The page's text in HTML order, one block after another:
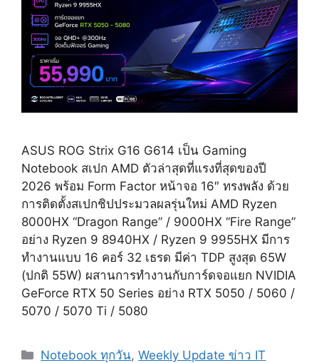
ASUS ROG Strix G16 G614 เป็น Gaming
Notebook สเปก AMD ตัวล่าสุดที่แรงที่สุดของปี
2026 พร้อม Form Factor หน้าจอ 16″ ทรงพลัง ด้วย
การติดตั้งสเปกชิปประมวลผลรุ่นใหม่ AMD Ryzen
8000HX “Dragon Range” / 9000HX “Fire Range”
อย่าง Ryzen 9 8940HX / Ryzen 9 9955HX มีการ
ทำงานแบบ 16 คอร์ 32 เธรด มีค่า TDP สูงสุด 65W
(ปกติ 55W) ผสานการทำงานกับการ์ดจอแยก NVIDIA
GeForce RTX 50 Series อย่าง RTX 5050 / 5060 /
5070 / 5070 Ti / 5080
Categories
Notebook ทุกวัน,Weekly Update ข่าว IT